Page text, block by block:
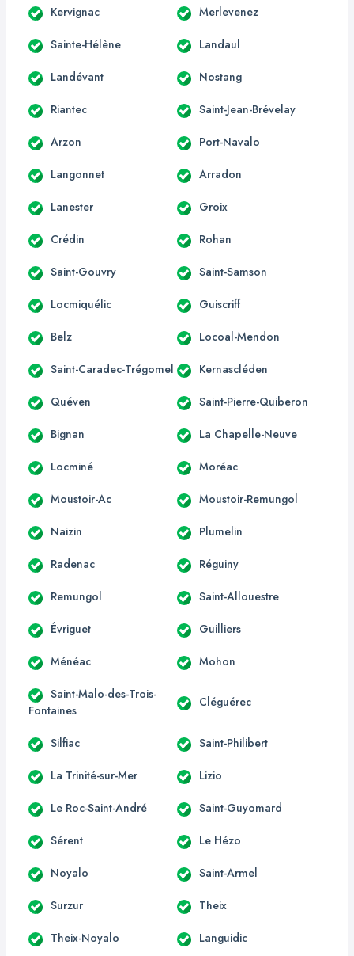
Kervignac Merlevenez
Sainte-Hélène Landaul
Landévant Nostang
Riantec Saint-Jean-Brévelay
Arzon Port-Navalo
Langonnet Arradon
Lanester Groix
Crédin Rohan
Saint-Gouvry Saint-Samson
Locmiquélic Guiscriff
Belz Locoal-Mendon
Saint-Caradec-Trégomel Kernascléden
Quéven Saint-Pierre-Quiberon
Bignan La Chapelle-Neuve
Locminé Moréac
Moustoir-Ac Moustoir-Remungol
Naizin Plumelin
Radenac Réguiny
Remungol Saint-Allouestre
Évriguet Guilliers
Ménéac Mohon
Saint-Malo-des-Trois-
Fontaines
Cléguérec
Silfiac Saint-Philibert
La Trinité-sur-Mer Lizio
Le Roc-Saint-André Saint-Guyomard
Sérent Le Hézo
Noyalo Saint-Armel
Surzur Theix
Theix-Noyalo Languidic